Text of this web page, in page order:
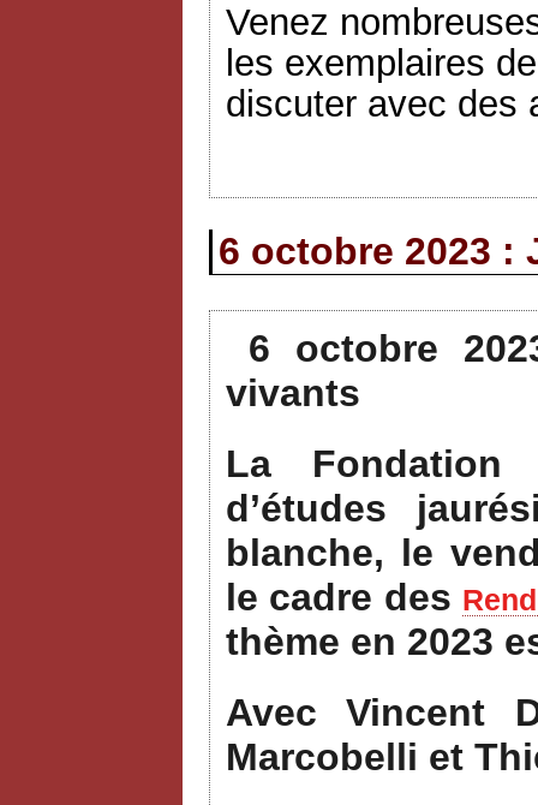
Venez
les exemplaires
discuter avec des
6 octobre 2023 :
6 octobre
vivants
La Fondation
d’études
blanche, le
le cadre des
thème en 2023
Avec Vincent
Marcobelli et